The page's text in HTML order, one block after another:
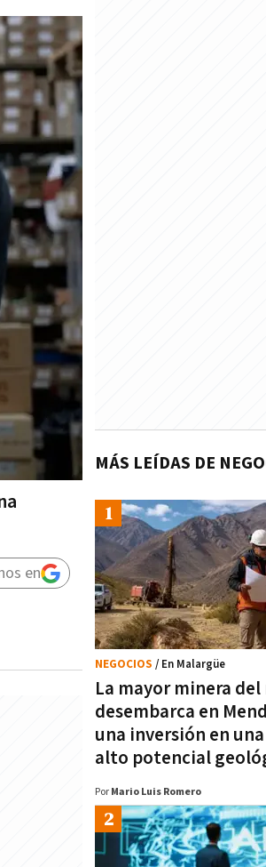
en
MÁS LEÍDAS DE
La mayor minera
desembarca en
una inversión en
alto potencial
NEGOCIOS / En Malargüe
Por Mario Luis Romero